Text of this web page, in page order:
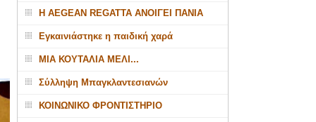
Η AEGEAN REGATTA ΑΝΟΙΓΕΙ ΠΑΝΙΑ
Εγκαινιάστηκε η παιδική χαρά
ΜΙΑ ΚΟΥΤΑΛΙΑ ΜΕΛΙ...
Σύλληψη Μπαγκλαντεσιανών
ΚΟΙΝΩΝΙΚΟ ΦΡΟΝΤΙΣΤΗΡΙΟ